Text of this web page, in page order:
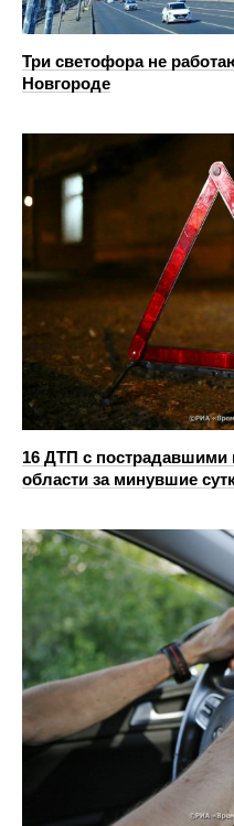
Три светофора не
Новгороде
16 ДТП с
области за минувшие